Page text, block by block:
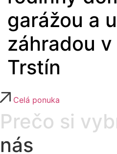
garážou a
záhradou
Trstín
Celá ponuka
Prečo si
nás